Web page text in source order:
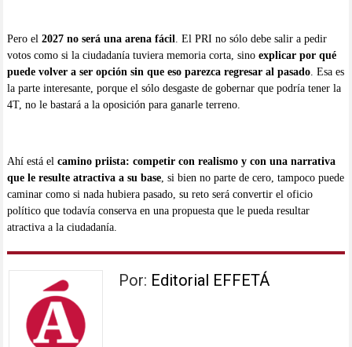
Pero el 2027 no será una arena fácil . El PRI no sólo debe salir a pedir
votos como si la ciudadanía tuviera memoria corta, sino explicar por qué
puede volver a ser opción sin que eso parezca regresar al pasado. Esa es
la parte interesante, porque el sólo desgaste de gobernar que podría tener la
4T, no le bastará a la oposición para ganarle terreno.
Ahí está el camino priista: competir con realismo y con una narrativa
que le resulte atractiva a su base, si bien no parte de cero, tampoco puede
caminar como si nada hubiera pasado, su reto será convertir el oficio
político que todavía conserva en una propuesta que le pueda resultar
atractiva a la ciudadanía.
Por: Editorial EFFETÁ